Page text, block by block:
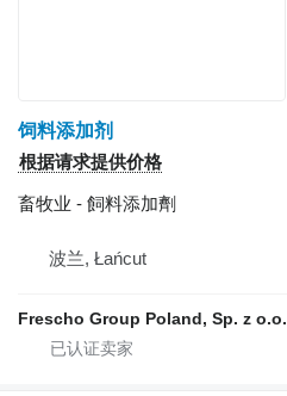
饲料添加剂
根据请求提供价格
畜牧业 - 飼料添加劑
波兰, Łańcut
Frescho Group Poland, Sp. z o.o.